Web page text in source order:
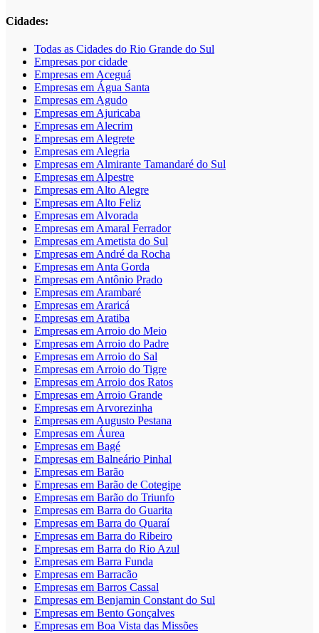
Cidades:
Todas as Cidades do Rio Grande do Sul
Empresas por cidade
Empresas em Aceguá
Empresas em Água Santa
Empresas em Agudo
Empresas em Ajuricaba
Empresas em Alecrim
Empresas em Alegrete
Empresas em Alegria
Empresas em Almirante Tamandaré do Sul
Empresas em Alpestre
Empresas em Alto Alegre
Empresas em Alto Feliz
Empresas em Alvorada
Empresas em Amaral Ferrador
Empresas em Ametista do Sul
Empresas em André da Rocha
Empresas em Anta Gorda
Empresas em Antônio Prado
Empresas em Arambaré
Empresas em Araricá
Empresas em Aratiba
Empresas em Arroio do Meio
Empresas em Arroio do Padre
Empresas em Arroio do Sal
Empresas em Arroio do Tigre
Empresas em Arroio dos Ratos
Empresas em Arroio Grande
Empresas em Arvorezinha
Empresas em Augusto Pestana
Empresas em Áurea
Empresas em Bagé
Empresas em Balneário Pinhal
Empresas em Barão
Empresas em Barão de Cotegipe
Empresas em Barão do Triunfo
Empresas em Barra do Guarita
Empresas em Barra do Quaraí
Empresas em Barra do Ribeiro
Empresas em Barra do Rio Azul
Empresas em Barra Funda
Empresas em Barracão
Empresas em Barros Cassal
Empresas em Benjamin Constant do Sul
Empresas em Bento Gonçalves
Empresas em Boa Vista das Missões